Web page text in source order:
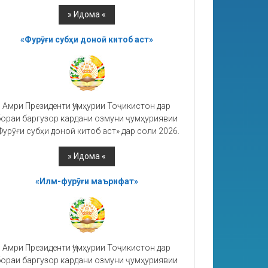
«Фурӯғи субҳи доноӣ китоб аст»
Амри Президенти Ҷумҳурии Тоҷикистон дар
баргузор кардани озмуни ҷумҳуриявии
субҳи доноӣ китоб аст» дар соли 2026.
«Илм-фурӯғи маърифат»
Амри Президенти Ҷумҳурии Тоҷикистон дар
баргузор кардани озмуни ҷумҳуриявии